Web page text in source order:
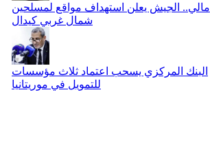
مالي.. الجيش يعلن استهداف مواقع لمسلحين
شمال غربي كيدال
البنك المركزي يسحب اعتماد ثلاث مؤسسات
للتمويل في موريتانيا